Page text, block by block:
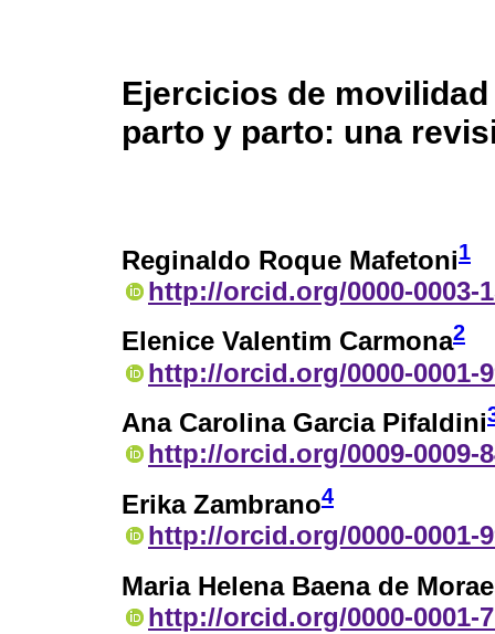
Ejercicios de
parto y parto: una
Reginaldo Roque Mafetoni1
http://orcid.org/0000-0003-
Elenice Valentim Carmona2
http://orcid.org/0000-0001-
Ana Carolina Garcia Pifaldini
http://orcid.org/0009-0009-
Erika Zambrano4
http://orcid.org/0000-0001-
Maria Helena Baena de
http://orcid.org/0000-0001-